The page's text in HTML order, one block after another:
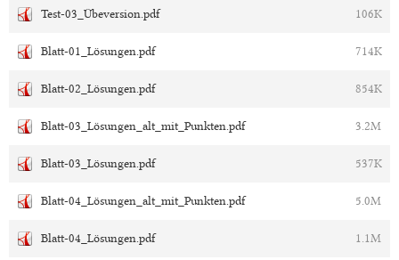
Test-03_Übeversion.pdf 106K
Blatt-01_Lösungen.pdf 714K
Blatt-02_Lösungen.pdf 854K
Blatt-03_Lösungen_alt_mit_Punkten.pdf 3.2M
Blatt-03_Lösungen.pdf 537K
Blatt-04_Lösungen_alt_mit_Punkten.pdf 5.0M
Blatt-04_Lösungen.pdf 1.1M